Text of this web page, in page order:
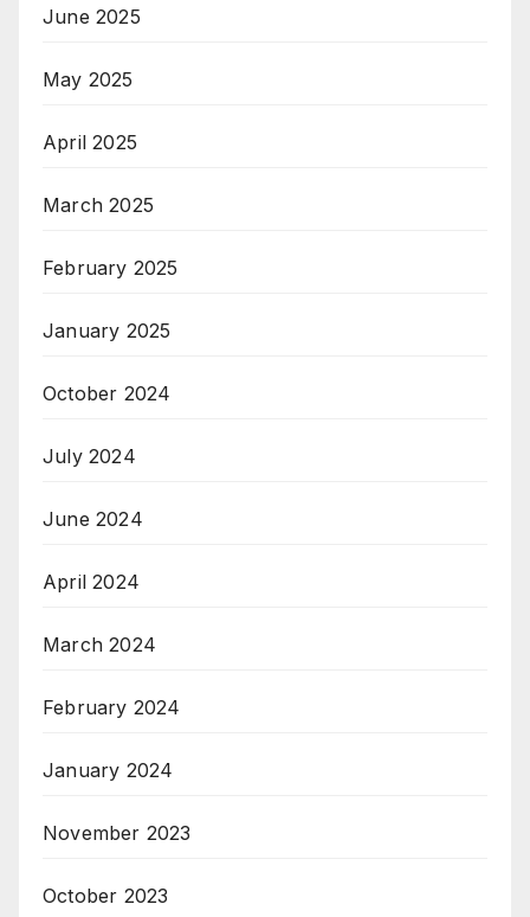
June 2025
May 2025
April 2025
March 2025
February 2025
January 2025
October 2024
July 2024
June 2024
April 2024
March 2024
February 2024
January 2024
November 2023
October 2023